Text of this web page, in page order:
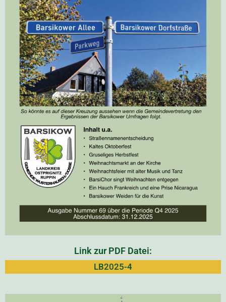
Link zur PDF Datei:
LB2025-4